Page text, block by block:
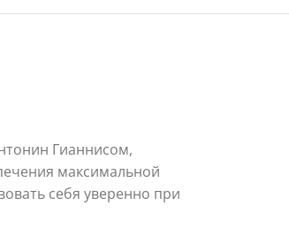
Гианнисом,
максимальной
себя уверенно при